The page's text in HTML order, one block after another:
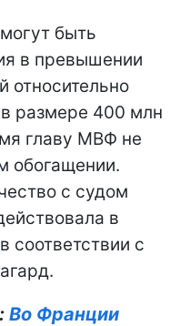
быть
в превышении
относительно
размере 400 млн
главу МВФ не
обогащении.
с судом
в
соответствии с
Во Франции